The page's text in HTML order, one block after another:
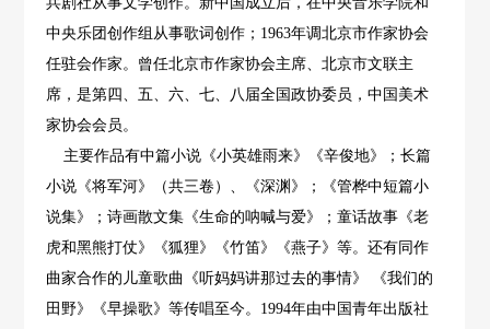
中央乐团创作组从事歌词创作；1963年调北京市作家协会
任驻会作家。曾任北京市作家协会主席、北京市文联主
席，是第四、五、六、七、八届全国政协委员，中国美术
家协会会员。
主要作品有中篇小说《小英雄雨来》《辛俊地》；长篇
小说《将军河》（共三卷）、《深渊》；《管桦中短篇小
说集》；诗画散文集《生命的呐喊与爱》；童话故事《老
虎和黑熊打仗》《狐狸》《竹笛》《燕子》等。还有同作
曲家合作的儿童歌曲《听妈妈讲那过去的事情》 《我们的
田野》《早操歌》等传唱至今。1994年由中国青年出版社